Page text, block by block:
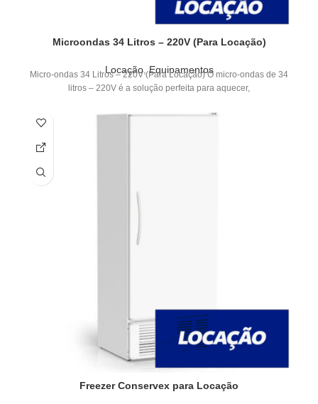
Microondas 34 Litros – 220V (Para Locação)
Locação,Equipamentos
Micro-ondas 34 Litros – 220V (Para Locação) O micro-ondas de 34
litros – 220V é a solução perfeita para aquecer,
Freezer Conservex para Locação